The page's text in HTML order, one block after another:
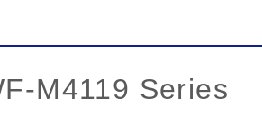
M4119 Series